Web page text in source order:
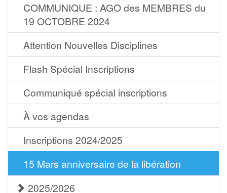
COMMUNIQUE : AGO des MEMBRES du
19 OCTOBRE 2024
Attention Nouvelles Disciplines
Flash Spécial Inscriptions
Communiqué spécial inscriptions
À vos agendas
Inscriptions 2024/2025
15 Mars anniversaire de la libération
2025/2026